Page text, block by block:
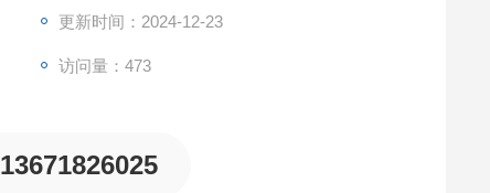
更新时间：2024-12-23
访问量：473
13671826025